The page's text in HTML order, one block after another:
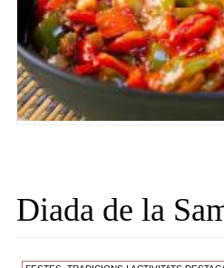
Diada de la